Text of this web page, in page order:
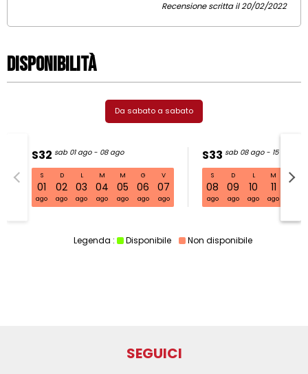
Recensione scritta il 20/02/2022
Disponibilità
Da sabato a sabato
S32 sab 01 ago - 08 ago
S
01
ago
D
02
ago
L
03
ago
M
04
ago
M
05
ago
G
06
ago
V
07
ago
S33 sab 08 ago - 15 ago
S
08
ago
D
09
ago
L
10
ago
M
11
ago
M
12
S32 sab 01 ago - 08 ago
Legenda : Disponibile Non disponibile
SEGUICI